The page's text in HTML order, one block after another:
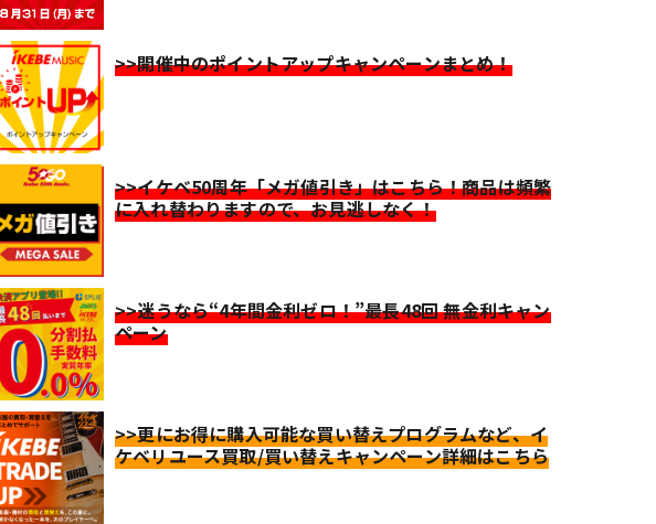
>>開催中のポイントアップキャンペーンまとめ！
>>イケベ50周年「メガ値引き」はこちら！商品は頻繁
に入れ替わりますので、お見逃しなく！
>>迷うなら“4年間金利ゼロ！”最長48回 無金利キャン
ペーン
>>更にお得に購入可能な買い替えプログラムなど、イ
ケベリユース買取/買い替えキャンペーン詳細はこちら